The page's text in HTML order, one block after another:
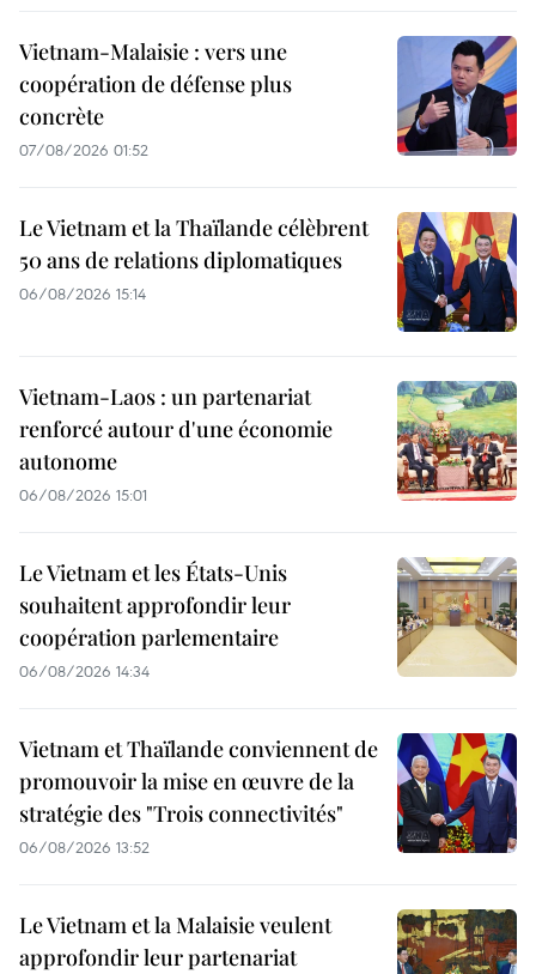
Vietnam-Malaisie : vers une
coopération de défense plus
concrète
07/08/2026 01:52
Le Vietnam et la Thaïlande célèbrent
50 ans de relations diplomatiques
06/08/2026 15:14
Vietnam-Laos : un partenariat
renforcé autour d'une économie
autonome
06/08/2026 15:01
Le Vietnam et les États-Unis
souhaitent approfondir leur
coopération parlementaire
06/08/2026 14:34
Vietnam et Thaïlande conviennent de
promouvoir la mise en œuvre de la
stratégie des "Trois connectivités"
06/08/2026 13:52
Le Vietnam et la Malaisie veulent
approfondir leur partenariat